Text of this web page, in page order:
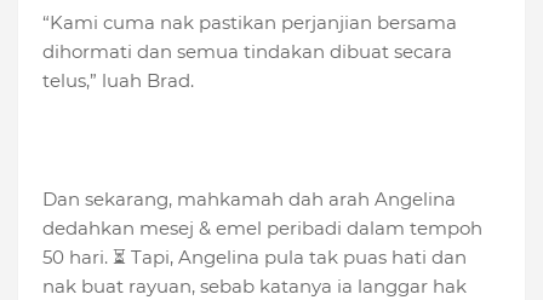
“Kami cuma nak pastikan perjanjian bersama
dihormati dan semua tindakan dibuat secara
telus,” luah Brad.
Dan sekarang, mahkamah dah arah Angelina
dedahkan mesej & emel peribadi dalam tempoh
50 hari. ⏳ Tapi, Angelina pula tak puas hati dan
nak buat rayuan, sebab katanya ia langgar hak